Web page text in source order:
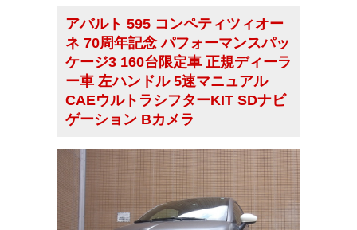
アバルト 595 コンペティツィオー
ネ 70周年記念 パフォーマンスパッ
ケージ3 160台限定車 正規ディーラ
ー車 左ハンドル 5速マニュアル
CAEウルトラシフターKIT SDナビ
ゲーション Bカメラ